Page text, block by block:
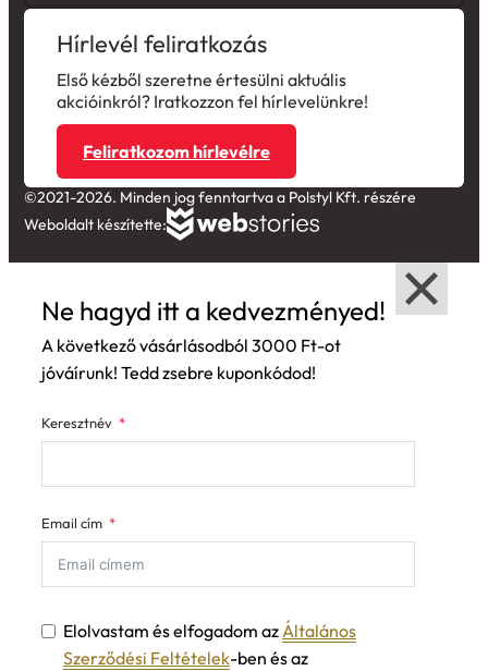
Hírlevél feliratkozás
Első kézből szeretne értesülni aktuális
akcióinkról? Iratkozzon fel hírlevelünkre!
Feliratkozom hírlevélre
©2021-2026. Minden jog fenntartva a Polstyl Kft. részére
Weboldalt készítette:
A következő vásárlásodból 3000 Ft-ot
jóváírunk! Tedd zsebre kuponkódod!
Szerződési Feltételek-ben és az
Adatkezelési tájékoztató-ban foglaltakat!